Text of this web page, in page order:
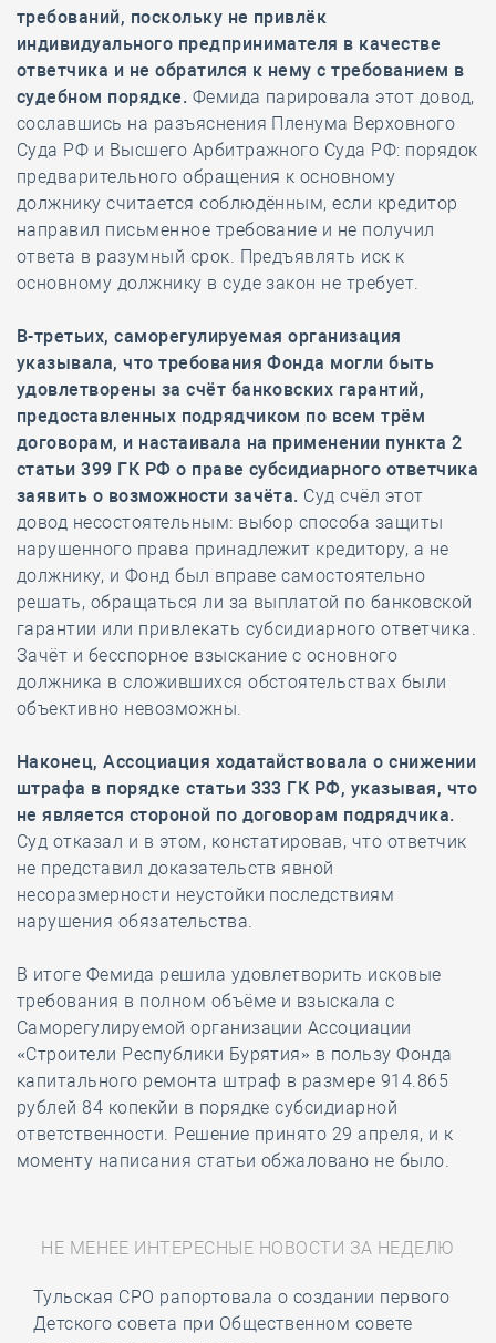
требований, поскольку не привлёк
индивидуального предпринимателя в качестве
ответчика и не обратился к нему с требованием в
судебном порядке. Фемида парировала этот довод,
сославшись на разъяснения Пленума Верховного
Суда РФ и Высшего Арбитражного Суда РФ: порядок
предварительного обращения к основному
должнику считается соблюдённым, если кредитор
направил письменное требование и не получил
ответа в разумный срок. Предъявлять иск к
основному должнику в суде закон не требует.
В-третьих, саморегулируемая организация
указывала, что требования Фонда могли быть
удовлетворены за счёт банковских гарантий,
предоставленных подрядчиком по всем трём
договорам, и настаивала на применении пункта 2
статьи 399 ГК РФ о праве субсидиарного ответчика
заявить о возможности зачёта. Суд счёл этот
довод несостоятельным: выбор способа защиты
нарушенного права принадлежит кредитору, а не
должнику, и Фонд был вправе самостоятельно
решать, обращаться ли за выплатой по банковской
гарантии или привлекать субсидиарного ответчика.
Зачёт и бесспорное взыскание с основного
должника в сложившихся обстоятельствах были
объективно невозможны.
Наконец, Ассоциация ходатайствовала о снижении
штрафа в порядке статьи 333 ГК РФ, указывая, что
не является стороной по договорам подрядчика.
Суд отказал и в этом, констатировав, что ответчик
не представил доказательств явной
несоразмерности неустойки последствиям
нарушения обязательства.
В итоге Фемида решила удовлетворить исковые
требования в полном объёме и взыскала с
Саморегулируемой организации Ассоциации
«Строители Республики Бурятия» в пользу Фонда
капитального ремонта штраф в размере 914.865
рублей 84 копекйи в порядке субсидиарной
ответственности. Решение принято 29 апреля, и к
моменту написания статьи обжаловано не было.
НЕ МЕНЕЕ ИНТЕРЕСНЫЕ НОВОСТИ ЗА НЕДЕЛЮ
Тульская СРО рапортовала о создании первого
Детского совета при Общественном совете